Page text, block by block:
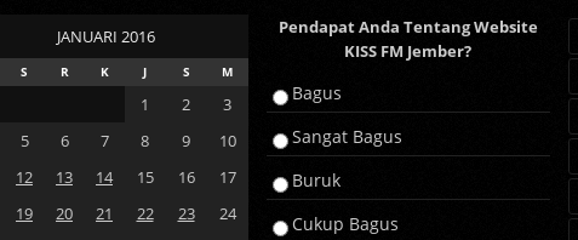
JANUARI 2016
S R K J S M
1 2
3
5 6 7 8 9
10
12 13 14 15 16
17
19 20 21 22 23
24
Pendapat Anda Tentang Website
KISS FM Jember?
Bagus
Sangat Bagus
Buruk
Cukup Bagus